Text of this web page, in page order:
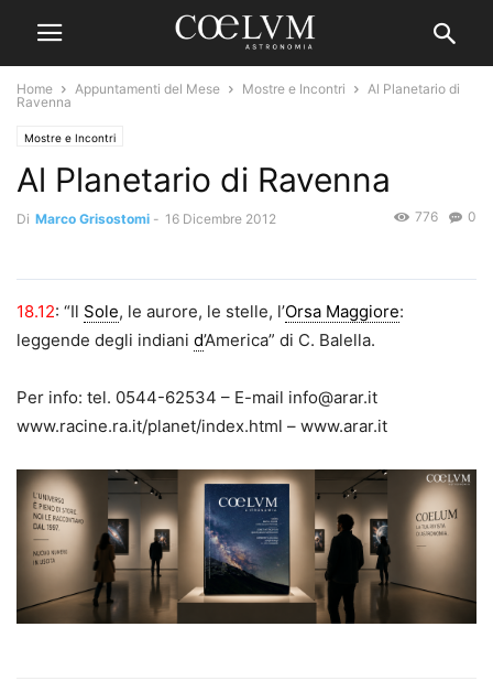
Home Appuntamenti del Mese Mostre e Incontri
Al Planetario di
Ravenna
Mostre e Incontri
Al Planetario di Ravenna
Di Marco Grisostomi - 16 Dicembre 2012 0
776
18.12: “Il Sole, le aurore, le stelle, l’Orsa Maggiore:
leggende degli indiani d’America” di C. Balella.
Per info: tel. 0544-62534 – E-mail info@arar.it
www.racine.ra.it/planet/index.html – www.arar.it